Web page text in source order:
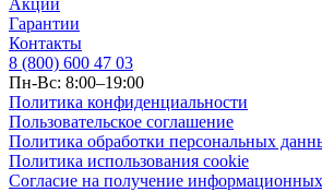
Гарантии
Контакты
8 (800) 600 47 03
Пн-Вс: 8:00–19:00
Политика конфиденциальности
Пользовательское соглашение
Политика обработки персональных
Политика использования cookie
Согласие на получение